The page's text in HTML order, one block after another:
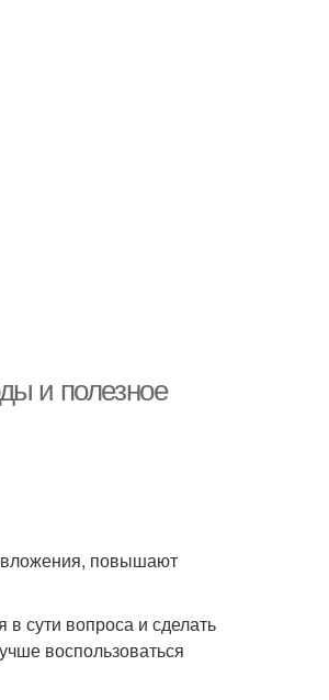
и полезное
повышают
сути вопроса и сделать
воспользоваться